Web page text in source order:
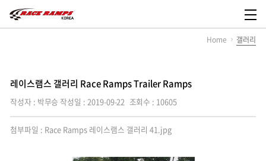
레
이
스
Race
Korea
열
Home 갤러리
레이스램스 갤러리 Race Ramps Trailer Ramps
작성자 : 박무승 작성일 : 2019-09-22 조회수 : 10605
첨부파일 : Race Ramps 레이스램스 갤러리 41.jpg